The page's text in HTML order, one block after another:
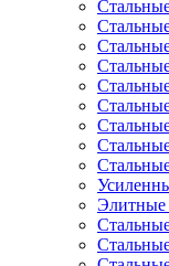
Элитные